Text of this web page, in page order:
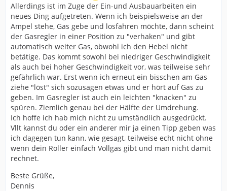
Allerdings ist im Zuge der Ein-und Ausbauarbeiten ein
neues Ding aufgetreten. Wenn ich beispielsweise an der
Ampel stehe, Gas gebe und losfahren möchte, dann scheint
der Gasregler in einer Position zu "verhaken" und gibt
automatisch weiter Gas, obwohl ich den Hebel nicht
betätige. Das kommt sowohl bei niedriger Geschwindigkeit
als auch bei hoher Geschwindigkeit vor, was teilweise sehr
gefährlich war. Erst wenn ich erneut ein bisschen am Gas
ziehe "löst" sich sozusagen etwas und er hört auf Gas zu
geben. Im Gasregler ist auch ein leichten "knacken" zu
spüren. Ziemlich genau bei der Hälfte der Umdrehung.
Ich hoffe ich hab mich nicht zu umständlich ausgedrückt.
Vllt kannst du oder ein anderer mir ja einen Tipp geben was
ich dagegen tun kann, wie gesagt, teilweise echt nicht ohne
wenn dein Roller einfach Vollgas gibt und man nicht damit
rechnet.
Beste Grüße,
Dennis